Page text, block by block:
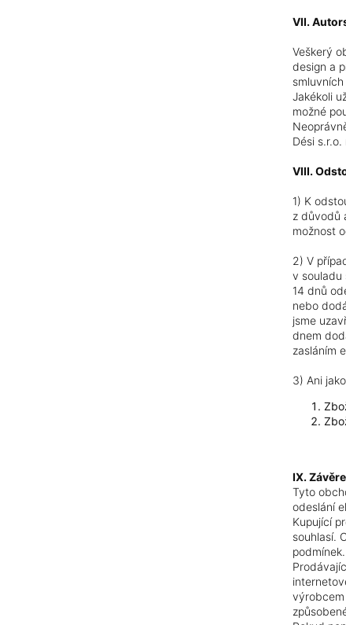
VII.
Veškerý
design a
Jakékoli
možné
Dési
VIII.
1) K
z důvodů
možnost
2) V
v souladu
14 dnů
nebo
jsme
dnem
zasláním
3) Ani
IX.
Tyto
odeslání
Kupující
souhlasí.
podmínek.